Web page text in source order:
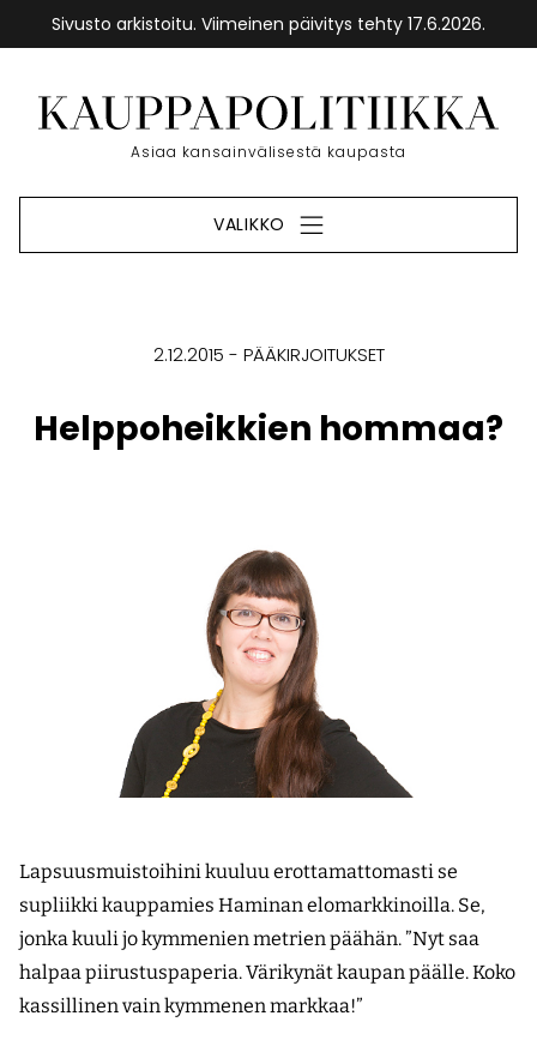
Sivusto arkistoitu. Viimeinen päivitys tehty 17.6.2026.
sisältöön
Etusivu
Asiaa kansainvälisestä kaupasta
VALIKKO
2.12.2015 PÄÄKIRJOITUKSET
Helppoheikkien hommaa?
Lapsuusmuistoihini kuuluu erottamattomasti se
supliikki kauppamies Haminan elomarkkinoilla. Se,
jonka kuuli jo kymmenien metrien päähän. ”Nyt saa
halpaa piirustuspaperia. Värikynät kaupan päälle. Koko
kassillinen vain kymmenen markkaa!”